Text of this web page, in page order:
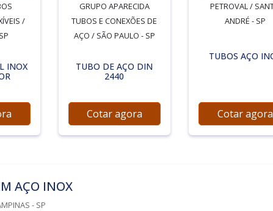
/
INOX
GRUPO APARECIDA
TUBOS E CONEXÕES DE
AÇO / SÃO PAULO - SP
TUBO DE AÇO DIN
2440
Cotar agora
PETROVAL /
ANDRÉ - SP
TUBOS AÇO
Cotar agora
AÇO INOX
- SP